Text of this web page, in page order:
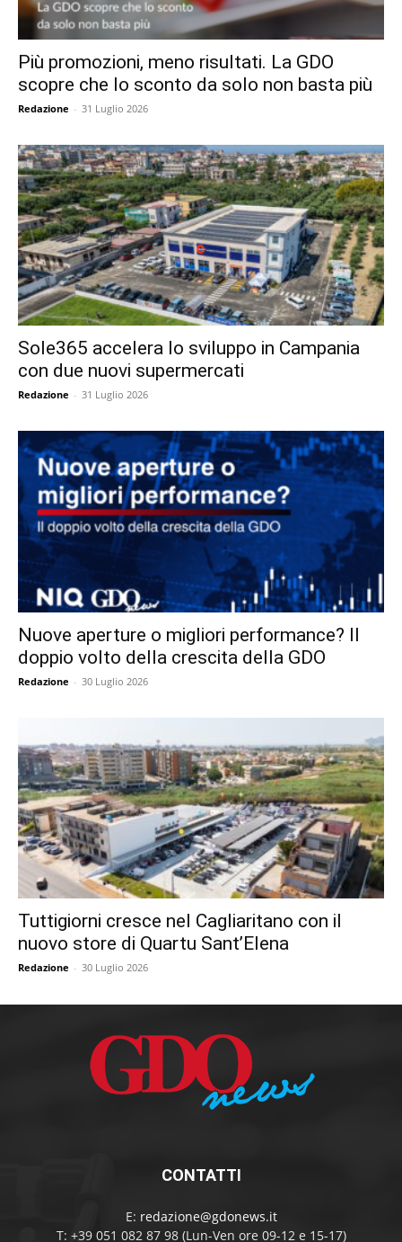
Più promozioni, meno risultati. La GDO
scopre che lo sconto da solo non basta più
Redazione - 31 Luglio 2026
Sole365 accelera lo sviluppo in Campania
con due nuovi supermercati
Redazione - 31 Luglio 2026
Nuove aperture o migliori performance? Il
doppio volto della crescita della GDO
Redazione - 30 Luglio 2026
Tuttigiorni cresce nel Cagliaritano con il
nuovo store di Quartu Sant’Elena
Redazione - 30 Luglio 2026
CONTATTI
E: redazione@gdonews.it
T: +39 051 082 87 98 (Lun-Ven ore 09-12 e 15-17)